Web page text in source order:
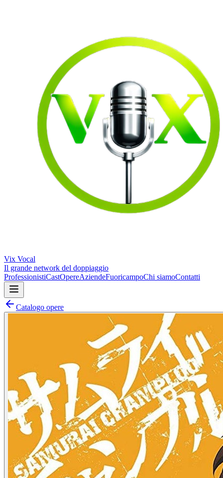
Vix Vocal
Il grande network del doppiaggio
ProfessionistiCastOpereAziendeFuoricampoChi siamoContatti
Catalogo opere